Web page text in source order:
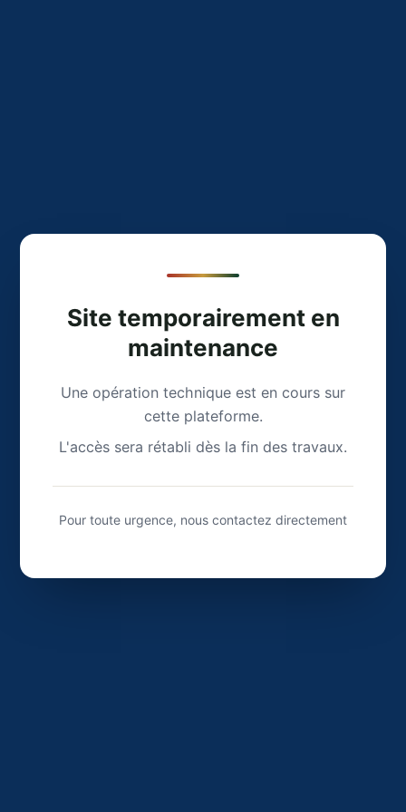
Site temporairement en
maintenance
Une opération technique est en cours sur
cette plateforme.
L'accès sera rétabli dès la fin des travaux.
Pour toute urgence, nous contactez directement